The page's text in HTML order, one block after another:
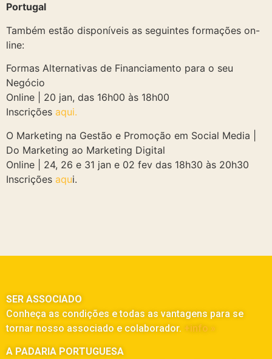
Portugal
Também estão disponíveis as seguintes formações on-
line:
Formas Alternativas de Financiamento para o seu
Negócio
Online | 20 jan, das 16h00 às 18h00
Inscrições aqui.
O Marketing na Gestão e Promoção em Social Media |
Do Marketing ao Marketing Digital
Online | 24, 26 e 31 jan e 02 fev das 18h30 às 20h30
Inscrições aqui.
SER ASSOCIADO
Conheça as condições e todas as vantagens para se
tornar nosso associado e colaborador. +info »
A PADARIA PORTUGUESA